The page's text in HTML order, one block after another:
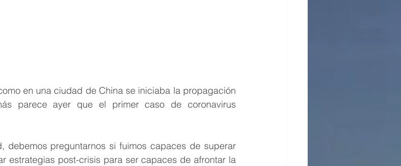
en una ciudad de China se iniciaba la propagación
parece ayer que el primer caso de coronavirus
debemos preguntarnos si fuimos capaces de superar
estrategias post-crisis para ser capaces de afrontar la